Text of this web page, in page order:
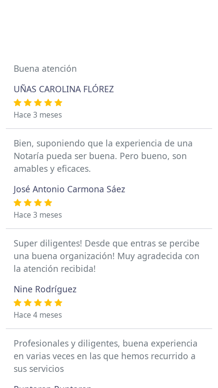
Buena atención
UÑAS CAROLINA FLÓREZ
Hace 3 meses
Bien, suponiendo que la experiencia de una
Notaría pueda ser buena. Pero bueno, son
amables y eficaces.
José Antonio Carmona Sáez
Hace 3 meses
Super diligentes! Desde que entras se percibe
una buena organización! Muy agradecida con
la atención recibida!
Nine Rodríguez
Hace 4 meses
Profesionales y diligentes, buena experiencia
en varias veces en las que hemos recurrido a
sus servicios